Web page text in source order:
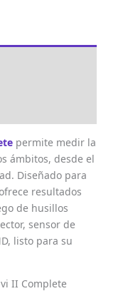
permite medir la
ámbitos, desde el
Diseñado para
resultados
de husillos
sensor de
listo para su
II Complete